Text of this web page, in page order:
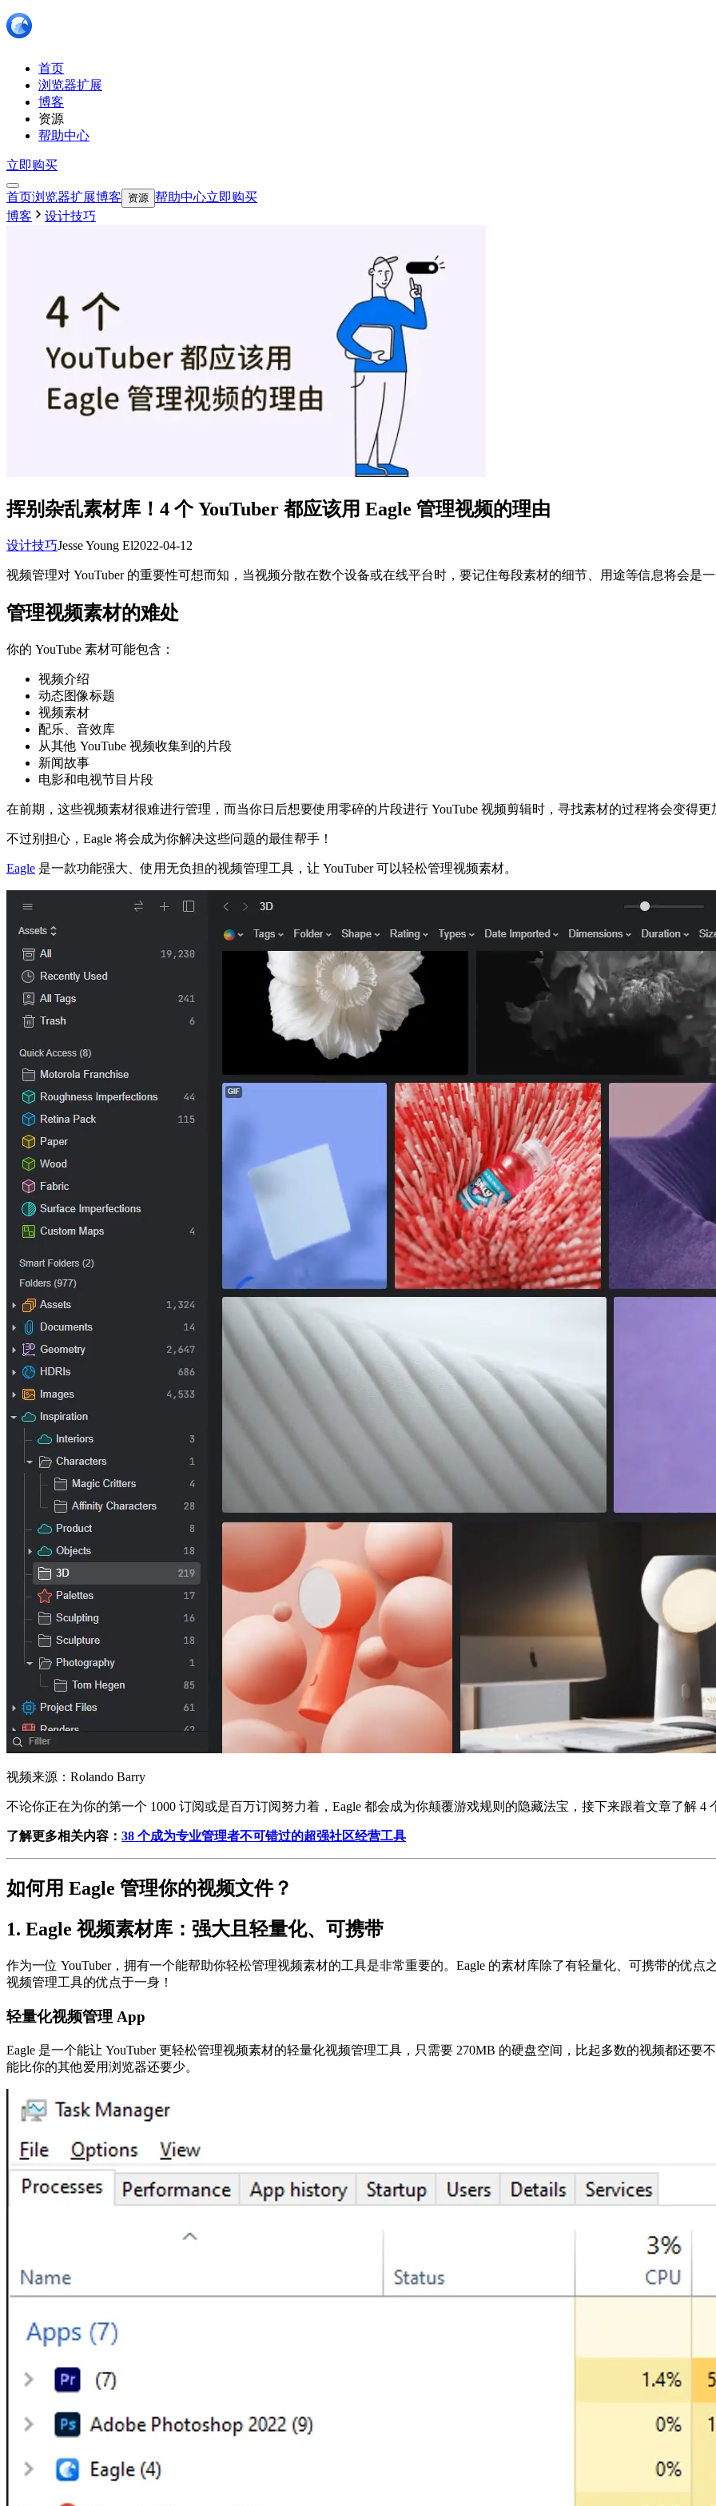
首页
浏览器扩展
博客
资源
帮助中心
立即购买
首页浏览器扩展博客 资源 帮助中心立即购买
博客
设计技巧
挥别杂乱素材库！4 个 YouTuber 都应该用 Eagle 管理视频的理由
设计技巧Jesse Young El2022-04-12
视频管理对 YouTuber 的重要性可想而知，当视频分散在数个设备或在线平台时，要记住每段素材的细节、用途等信息将会是
管理视频素材的难处
你的 YouTube 素材可能包含：
视频介绍
动态图像标题
视频素材
配乐、音效库
从其他 YouTube 视频收集到的片段
新闻故事
电影和电视节目片段
在前期，这些视频素材很难进行管理，而当你日后想要使用零碎的片段进行 YouTube 视频剪辑时，寻找素材的过程将会变得更
不过别担心，Eagle 将会成为你解决这些问题的最佳帮手！
Eagle 是一款功能强大、使用无负担的视频管理工具，让 YouTuber 可以轻松管理视频素材。
视频来源：Rolando Barry
不论你正在为你的第一个 1000 订阅或是百万订阅努力着，Eagle 都会成为你颠覆游戏规则的隐藏法宝，接下来跟着文章了解 4
了解更多相关内容： 38 个成为专业管理者不可错过的超强社区经营工具
如何用 Eagle 管理你的视频文件？
1. Eagle 视频素材库：强大且轻量化、可携带
作为一位 YouTuber，拥有一个能帮助你轻松管理视频素材的工具是非常重要的。Eagle 的素材库除了有轻量化、可携带的优
视频管理工具的优点于一身！
轻量化视频管理 App
Eagle 是一个能让 YouTuber 更轻松管理视频素材的轻量化视频管理工具，只需要 270MB 的硬盘空间，比起多数的视频都还要
能比你的其他爱用浏览器还要少。